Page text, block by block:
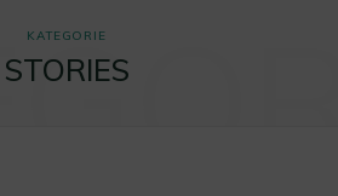
KATEGORIE
STORIES